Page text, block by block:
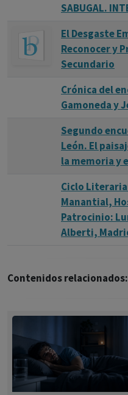
SABUGAL.
El Desgaste
Reconocer y
Secundario
Crónica del
Gamoneda y
Segundo
León. El
la memoria y
Ciclo
Manantial,
Patrocinio:
Alberti,
Contenidos relacionados: